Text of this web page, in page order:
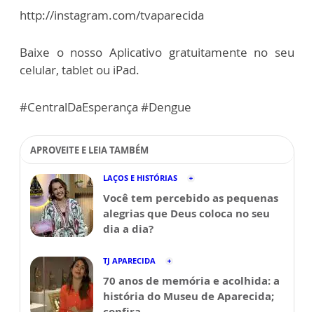
http://instagram.com/tvaparecida
Baixe o nosso Aplicativo gratuitamente no seu
celular, tablet ou iPad.
#CentralDaEsperança #Dengue
APROVEITE E LEIA TAMBÉM
LAÇOS E HISTÓRIAS
Você tem percebido as pequenas
alegrias que Deus coloca no seu
dia a dia?
TJ APARECIDA
70 anos de memória e acolhida: a
história do Museu de Aparecida;